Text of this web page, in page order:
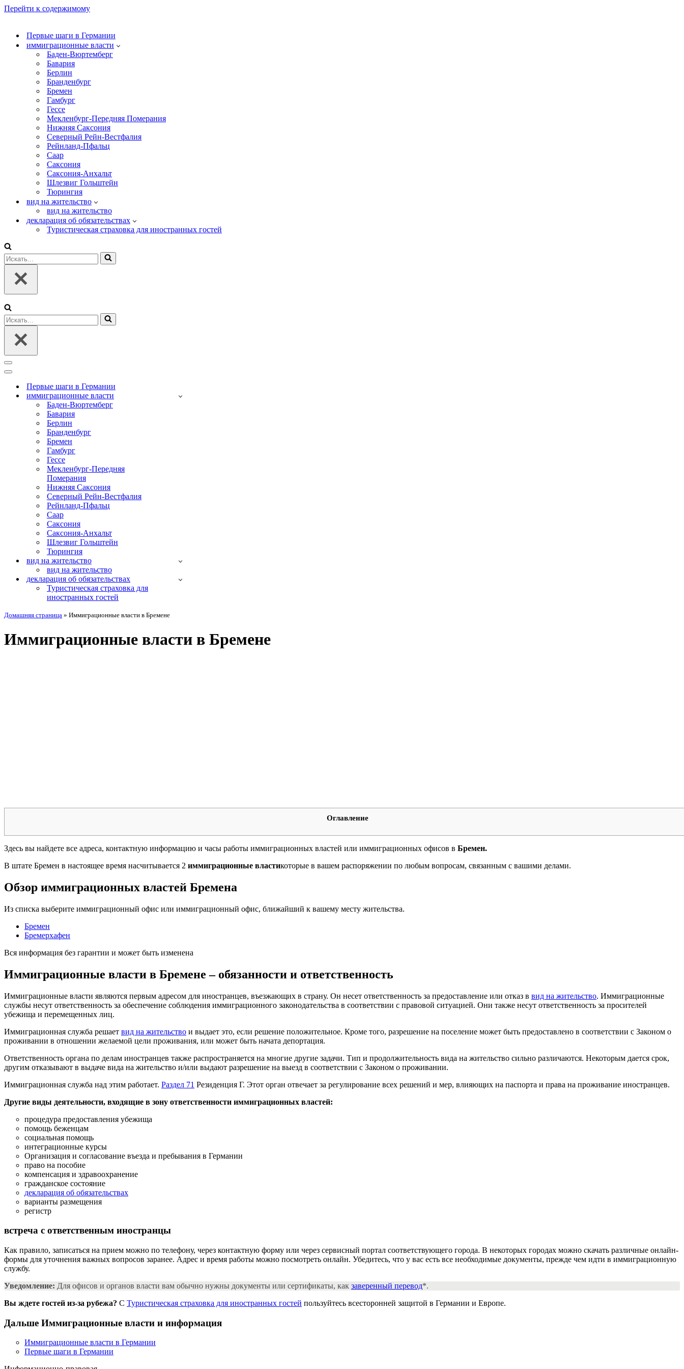
Перейти к содержимому
Первые шаги в Германии
иммиграционные власти
Баден-Вюртемберг
Бавария
Берлин
Бранденбург
Бремен
Гамбург
Гессе
Мекленбург-Передняя Померания
Нижняя Саксония
Северный Рейн-Вестфалия
Рейнланд-Пфальц
Саар
Саксония
Саксония-Анхальт
Шлезвиг Гольштейн
Тюрингия
вид на жительство
вид на жительство
декларация об обязательствах
Туристическая страховка для иностранных гостей
Искать...
Искать...
Меню
навигации
Меню
навигацииПервые шаги в Германии
иммиграционные власти
Баден-Вюртемберг
Бавария
Берлин
Бранденбург
Бремен
Гамбург
Гессе
Мекленбург-Передняя
Померания
Нижняя Саксония
Северный Рейн-Вестфалия
Рейнланд-Пфальц
Саар
Саксония
Саксония-Анхальт
Шлезвиг Гольштейн
Тюрингия
вид на жительство
вид на жительство
декларация об обязательствах
Туристическая страховка для
иностранных гостей
Домашняя страница » Иммиграционные власти в Бремене
Иммиграционные власти в Бремене
Оглавление
Здесь вы найдете все адреса, контактную информацию и часы работы иммиграционных властей или иммиграционных офисов в Бремен.
В штате Бремен в настоящее время насчитывается 2 иммиграционные властикоторые в вашем распоряжении по любым вопросам, связанным с вашими делами.
Обзор иммиграционных властей Бремена
Из списка выберите иммиграционный офис или иммиграционный офис, ближайший к вашему месту жительства.
Бремен
Бремерхафен
Вся информация без гарантии и может быть изменена
Иммиграционные власти в Бремене – обязанности и ответственность
Иммиграционные власти являются первым адресом для иностранцев, въезжающих в страну. Он несет ответственность за предоставление или отказ в вид на жительство. Иммиграционные
службы несут ответственность за обеспечение соблюдения иммиграционного законодательства в соответствии с правовой ситуацией. Они также несут ответственность за просителей
убежища и перемещенных лиц.
Иммиграционная служба решает вид на жительство и выдает это, если решение положительное. Кроме того, разрешение на поселение может быть предоставлено в соответствии с Законом о
проживании в отношении желаемой цели проживания, или может быть начата депортация.
Ответственность органа по делам иностранцев также распространяется на многие другие задачи. Тип и продолжительность вида на жительство сильно различаются. Некоторым дается срок,
другим отказывают в выдаче вида на жительство и/или выдают разрешение на выезд в соответствии с Законом о проживании.
Иммиграционная служба над этим работает. Раздел 71 Резиденция Г. Этот орган отвечает за регулирование всех решений и мер, влияющих на паспорта и права на проживание иностранцев.
Другие виды деятельности, входящие в зону ответственности иммиграционных властей:
процедура предоставления убежища
помощь беженцам
социальная помощь
интеграционные курсы
Организация и согласование въезда и пребывания в Германии
право на пособие
компенсация и здравоохранение
гражданское состояние
декларация об обязательствах
варианты размещения
регистр
встреча с ответственным иностранцы
Как правило, записаться на прием можно по телефону, через контактную форму или через сервисный портал соответствующего города. В некоторых городах можно скачать различные онлайн-
формы для уточнения важных вопросов заранее. Адрес и время работы можно посмотреть онлайн. Убедитесь, что у вас есть все необходимые документы, прежде чем идти в иммиграционную
службу.
Уведомление: Для офисов и органов власти вам обычно нужны документы или сертификаты, как заверенный перевод*.
Вы ждете гостей из-за рубежа? С Туристическая страховка для иностранных гостей пользуйтесь всесторонней защитой в Германии и Европе.
Дальше Иммиграционные власти и информация
Иммиграционные власти в Германии
Первые шаги в Германии